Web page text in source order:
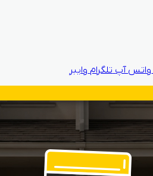
واتس آپ تلگرام وایبر